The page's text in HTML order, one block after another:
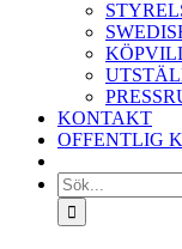
KONTAKT
OFFENTLIG
Sök
efter: